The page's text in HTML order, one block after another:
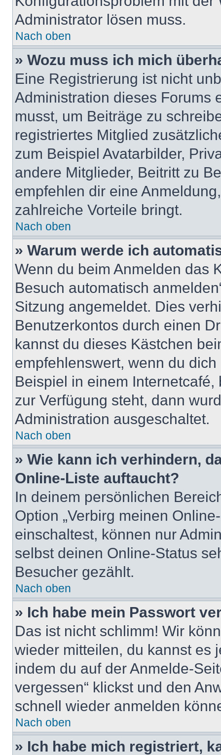
Administrator lösen muss.
Nach oben
» Wozu muss ich mich
Eine Registrierung ist nicht
Administration dieses Forums
musst, um Beiträge zu
registriertes Mitglied
zum Beispiel Avatarbilder,
andere Mitglieder, Beitritt zu
empfehlen dir eine
zahlreiche Vorteile bringt.
Nach oben
» Warum werde ich
Wenn du beim Anmelden das
Besuch automatisch
Sitzung angemeldet. Dies
Benutzerkontos durch einen
kannst du dieses Kästchen
empfehlenswert, wenn du
Beispiel in einem
zur Verfügung steht, dann
Administration ausgeschaltet.
Nach oben
» Wie kann ich verhindern,
Online-Liste auftaucht?
In deinem persönlichen
Option „Verbirg meinen
einschaltest, können nur
selbst deinen Online-Status
Besucher gezählt.
Nach oben
» Ich habe mein Passwort
Das ist nicht schlimm! Wir
wieder mitteilen, du kannst es
indem du auf der Anmelde-
vergessen“ klickst und den
schnell wieder anmelden
Nach oben
» Ich habe mich registriert,